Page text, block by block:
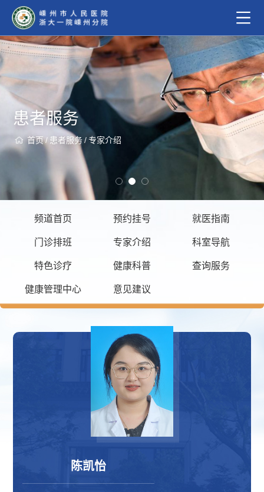
患者服务
首页/ 患者服务 / 专家介绍
频道首页 预约挂号 就医指南
门诊排班 专家介绍 科室导航
特色诊疗 健康科普 查询服务
健康管理中心 意见建议
陈凯怡